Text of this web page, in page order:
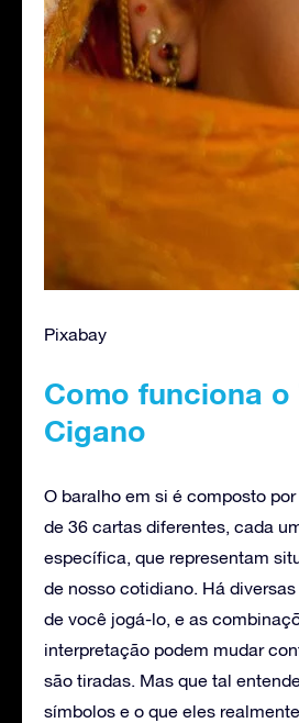
Pixabay
Como funciona o
Cigano
O baralho em si é composto
de 36 cartas diferentes, cada
específica, que representam
de nosso cotidiano. Há
de você jogá-lo, e as
interpretação podem mudar
são tiradas. Mas que tal
símbolos e o que eles